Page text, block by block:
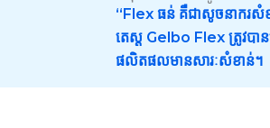
“Flex ធន់ គឺជាសូចនាករសំខ
តេស្ត Gelbo Flex ត្រូវបាន
ផលិតផលមានសារៈសំខាន់។